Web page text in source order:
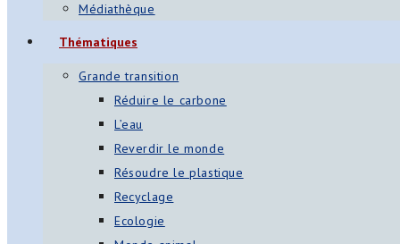
Médiathèque
Thématiques
Grande transition
Réduire le carbone
L’eau
Reverdir le monde
Résoudre le plastique
Recyclage
Ecologie